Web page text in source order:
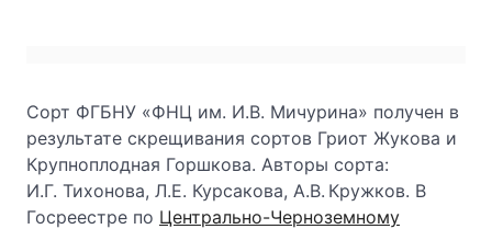
Сорт ФГБНУ «ФНЦ им. И.В. Мичурина» получен в
результате скрещивания сортов Гриот Жукова и
Крупноплодная Горшкова. Авторы сорта:
И.Г. Тихонова, Л.Е. Курсакова, А.В. Кружков. В
Госреестре по Центрально-Черноземному